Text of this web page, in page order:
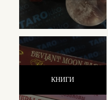
КНИГИ